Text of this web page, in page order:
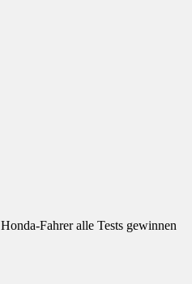
Fahrer alle Tests gewinnen